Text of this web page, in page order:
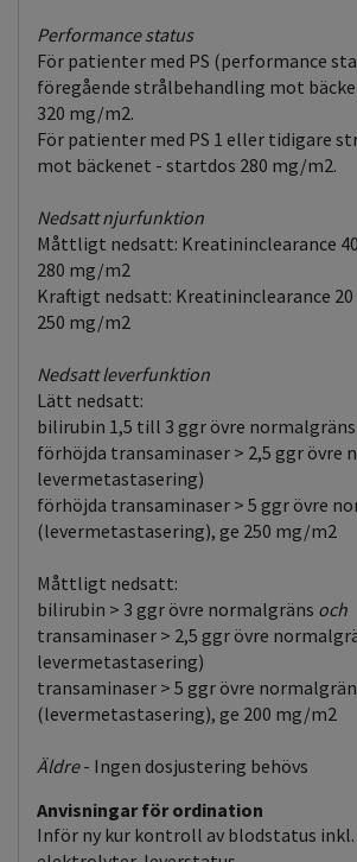
Performance status
För patienter med PS (performance
föregående strålbehandling mot
320 mg/m2.
För patienter med PS 1 eller tidigare
mot bäckenet - startdos 280 mg/m2.
Nedsatt njurfunktion
Måttligt nedsatt: Kreatininclearance
280 mg/m2
Kraftigt nedsatt: Kreatininclearance
250 mg/m2
Nedsatt leverfunktion
Lätt nedsatt:
bilirubin 1,5 till 3 ggr övre normalgräns
förhöjda transaminaser > 2,5 ggr övre
levermetastasering)
förhöjda transaminaser > 5 ggr övre
(levermetastasering), ge 250 mg/m2
Måttligt nedsatt:
bilirubin > 3 ggr övre normalgräns och
transaminaser > 2,5 ggr övre
levermetastasering)
transaminaser > 5 ggr övre
(levermetastasering), ge 200 mg/m2
Äldre- Ingen dosjustering behövs
Anvisningar för ordination
Inför ny kur kontroll av blodstatus